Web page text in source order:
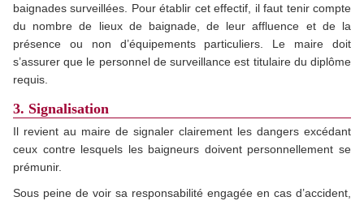
baignades surveillées. Pour établir cet effectif, il faut tenir compte
du nombre de lieux de baignade, de leur affluence et de la
présence ou non d’équipements particuliers. Le maire doit
s’assurer que le personnel de surveillance est titulaire du diplôme
requis.
3. Signalisation
Il revient au maire de signaler clairement les dangers excédant
ceux contre lesquels les baigneurs doivent personnellement se
prémunir.
Sous peine de voir sa responsabilité engagée en cas d’accident,